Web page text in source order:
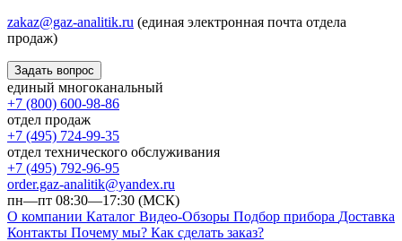
zakaz@gaz-analitik.ru (единая электронная почта отдела
продаж)
Задать вопрос
единый многоканальный
+7 (800) 600-98-86
отдел продаж
+7 (495) 724-99-35
отдел технического обслуживания
+7 (495) 792-96-95
order.gaz-analitik@yandex.ru
пн—пт 08:30—17:30 (МСК)
О компании Каталог Видео-Обзоры Подбор прибора Доставка
Контакты Почему мы? Как сделать заказ?